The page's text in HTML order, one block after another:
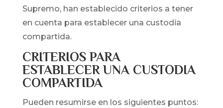
Supremo, han establecido criterios a tener
en cuenta para establecer una custodia
compartida.
CRITERIOS PARA
ESTABLECER UNA CUSTODIA
COMPARTIDA
Pueden resumirse en los siguientes puntos: